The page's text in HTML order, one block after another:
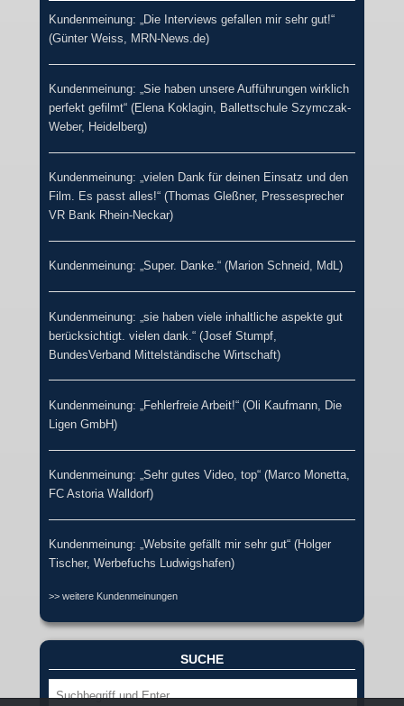
Kundenmeinung: „Die Interviews gefallen mir sehr gut!“
(Günter Weiss, MRN-News.de)
Kundenmeinung: „Sie haben unsere Aufführungen wirklich
perfekt gefilmt“ (Elena Koklagin, Ballettschule Szymczak-
Weber, Heidelberg)
Kundenmeinung: „vielen Dank für deinen Einsatz und den
Film. Es passt alles!“ (Thomas Gleßner, Pressesprecher
VR Bank Rhein-Neckar)
Kundenmeinung: „Super. Danke.“ (Marion Schneid, MdL)
Kundenmeinung: „sie haben viele inhaltliche aspekte gut
berücksichtigt. vielen dank.“ (Josef Stumpf,
BundesVerband Mittelständische Wirtschaft)
Kundenmeinung: „Fehlerfreie Arbeit!“ (Oli Kaufmann, Die
Ligen GmbH)
Kundenmeinung: „Sehr gutes Video, top“ (Marco Monetta,
FC Astoria Walldorf)
Kundenmeinung: „Website gefällt mir sehr gut“ (Holger
Tischer, Werbefuchs Ludwigshafen)
>> weitere Kundenmeinungen
SUCHE